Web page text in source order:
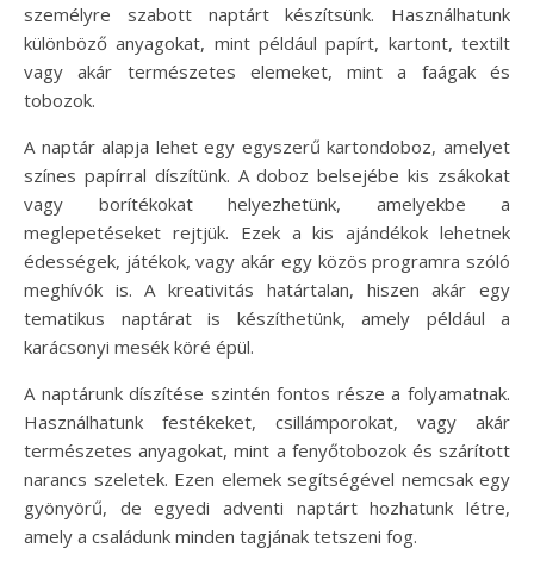
személyre szabott naptárt készítsünk. Használhatunk
különböző anyagokat, mint például papírt, kartont, textilt
vagy akár természetes elemeket, mint a faágak és
tobozok.
A naptár alapja lehet egy egyszerű kartondoboz, amelyet
színes papírral díszítünk. A doboz belsejébe kis zsákokat
vagy borítékokat helyezhetünk, amelyekbe a
meglepetéseket rejtjük. Ezek a kis ajándékok lehetnek
édességek, játékok, vagy akár egy közös programra szóló
meghívók is. A kreativitás határtalan, hiszen akár egy
tematikus naptárat is készíthetünk, amely például a
karácsonyi mesék köré épül.
A naptárunk díszítése szintén fontos része a folyamatnak.
Használhatunk festékeket, csillámporokat, vagy akár
természetes anyagokat, mint a fenyőtobozok és szárított
narancs szeletek. Ezen elemek segítségével nemcsak egy
gyönyörű, de egyedi adventi naptárt hozhatunk létre,
amely a családunk minden tagjának tetszeni fog.